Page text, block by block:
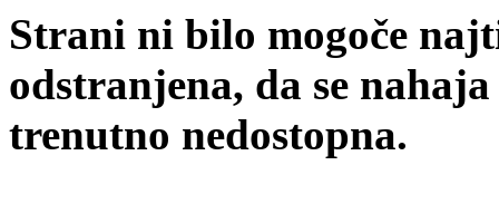
Strani ni bilo mogoče
odstranjena, da se
trenutno nedostopna.